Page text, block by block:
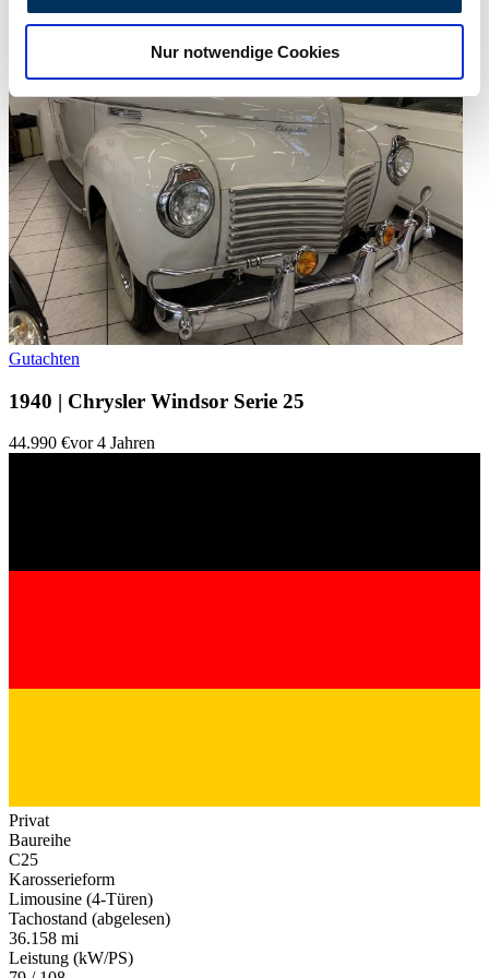
analysieren. Außerdem geben wir Informationen zu Ihrer
Verwendung unserer Website an unsere Partner für
soziale Medien, Werbung und Analysen weiter. Unsere
Partner führen diese Informationen möglicherweise mit
weiteren Daten zusammen, die Sie ihnen bereitgestellt
haben oder die sie im Rahmen Ihrer Nutzung der Dienste
gesammelt haben.Datenschutzerklärung
Nur notwendige Cookies
Gutachten
1940 | Chrysler Windsor Serie 25
44.990 €vor 4 Jahren
Privat
Baureihe
C25
Karosserieform
Limousine (4-Türen)
Tachostand (abgelesen)
36.158 mi
Leistung (kW/PS)